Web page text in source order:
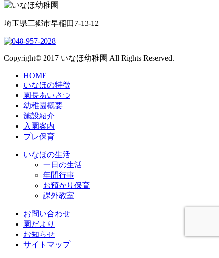
埼玉県三郷市早稲田7-13-12
Copyright© 2017 いなほ幼稚園 All Rights Reserved.
HOME
いなほの特徴
園長あいさつ
幼稚園概要
施設紹介
入園案内
プレ保育
いなほの生活
一日の生活
年間行事
お預かり保育
課外教室
お問い合わせ
園だより
お知らせ
サイトマップ